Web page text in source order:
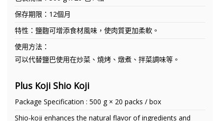
保存期限：12個月
特性：鹽麴可增添食材風味，使肉質更加柔軟。
使用方法：
可以代替鹽巴使用在炒菜、燒烤、燉煮、拌菜調味等。
Plus Koji Shio Koji
Package Specification : 500 g × 20 packs / box
Shio-koji enhances the natural flavor of ingredients and